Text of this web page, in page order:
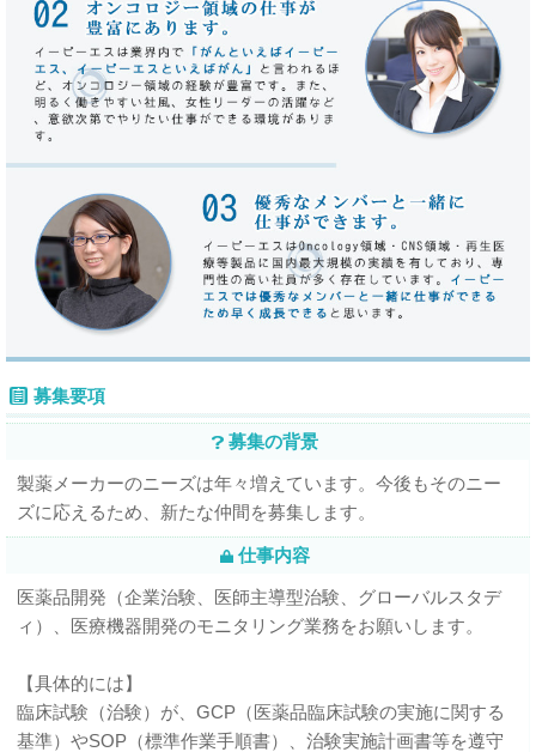
募集要項
募集の背景
製薬メーカーのニーズは年々増えています。今後もそのニー
ズに応えるため、新たな仲間を募集します。
仕事内容
医薬品開発（企業治験、医師主導型治験、グローバルスタデ
ィ）、医療機器開発のモニタリング業務をお願いします。
【具体的には】
臨床試験（治験）が、GCP（医薬品臨床試験の実施に関する
基準）やSOP（標準作業手順書）、治験実施計画書等を遵守